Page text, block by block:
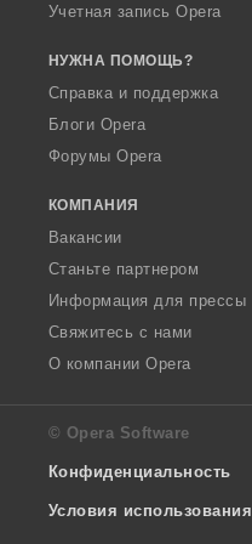
Учетная запись Opera
НУЖНА ПОМОЩЬ?
Справка и поддержка
Блоги Opera
Форумы Opera
КОМПАНИЯ
Вакансии
Станьте партнером
Информация для прессы
Свяжитесь с нами
О компании Opera
© Opera Software
Конфиденциальность
Условия использования